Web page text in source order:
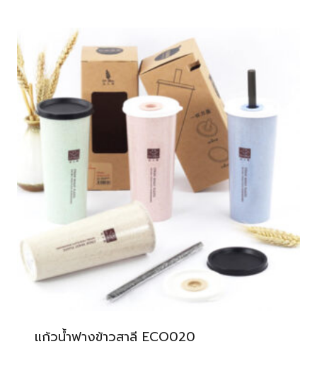
แก้วน้ำฟางข้าวสาลี ECO020